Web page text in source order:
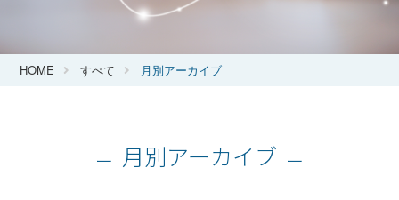
HOME すべて 月別アーカイブ
月別アーカイブ